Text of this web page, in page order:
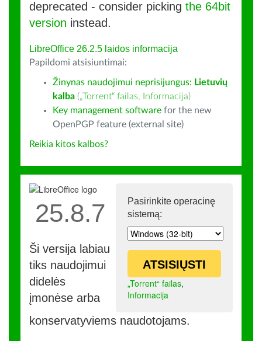
deprecated - consider picking the 64bit
version instead.
LibreOffice 26.2.5 laidos informacija
Papildomi atsisiuntimai:
Žinynas naudojimui neprisijungus: Lietuvių
kalba („Torrent“ failas, Informacija)
Key management software for the new
OpenPGP feature (external site)
Reikia kitos kalbos?
Pasirinkite operacinę
sistemą:
ATSISIŲSTI
„Torrent“ failas,
Informacija
25.8.7
Ši versija labiau
tiks naudojimui
didelės
įmonėse arba
konservatyviems naudotojams.